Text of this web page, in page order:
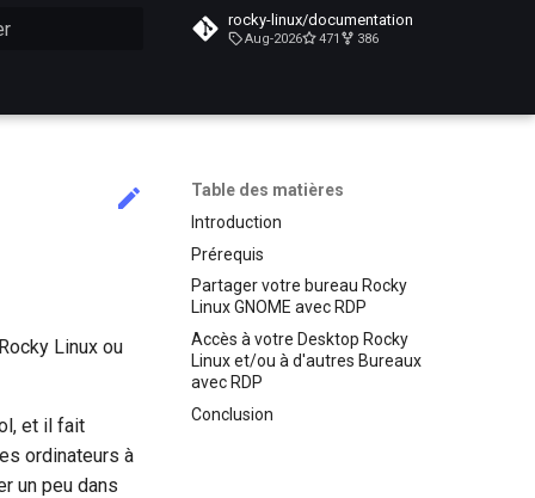
rocky-linux/documentation
Aug-2026 471 386
Table des matières
Introduction
Prérequis
Partager votre bureau Rocky
Linux GNOME avec RDP
Accès à votre Desktop Rocky
Linux et/ou à d'autres Bureaux
avec RDP
Conclusion
Linux ou
et il fait
ordinateurs à
un peu dans